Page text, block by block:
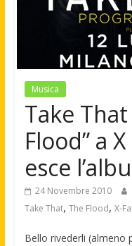
Musica
Take
Flood” a
esce
24 Novembre 2010
Take That, The Flood, X-
Bello rivederli